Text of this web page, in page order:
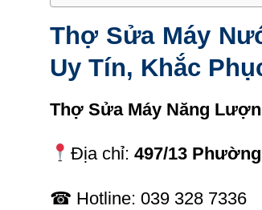
Thợ Sửa Máy
Uy Tín, Khắc
Thợ Sửa Máy Năng
Địa chỉ: 497/13
☎ Hotline: 039 328 7336